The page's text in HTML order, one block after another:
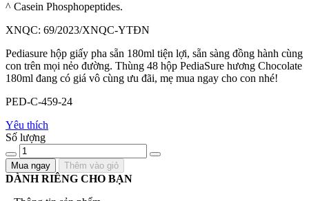
^ Casein Phosphopeptides.
XNQC: 69/2023/XNQC-YTĐN
Pediasure hộp giấy pha sẵn 180ml tiện lợi, sẵn sàng đồng hành cùng
con trên mọi nẻo đường. Thùng 48 hộp PediaSure hương Chocolate
180ml đang có giá vô cùng ưu đãi, mẹ mua ngay cho con nhé!
PED-C-459-24
Yêu thích
Số lượng
Mua ngay Thêm vào giỏ
DÀNH RIÊNG CHO BẠN